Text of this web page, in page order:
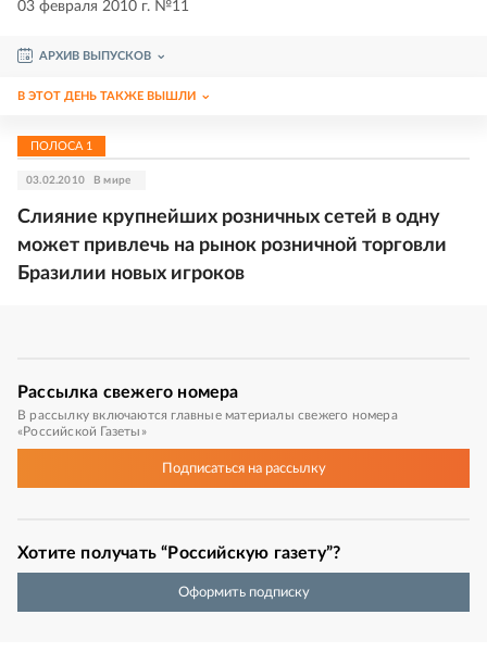
03 февраля 2010 г. №11
АРХИВ ВЫПУСКОВ
В ЭТОТ ДЕНЬ ТАКЖЕ ВЫШЛИ
ПОЛОСА 1
03.02.2010 В мире
Слияние крупнейших розничных сетей в одну
может привлечь на рынок розничной торговли
Бразилии новых игроков
Рассылка свежего номера
В рассылку включаются главные материалы свежего номера
«Российской Газеты»
Подписатьсяна рассылку
Хотите получать “Российскую газету”?
Оформить подписку